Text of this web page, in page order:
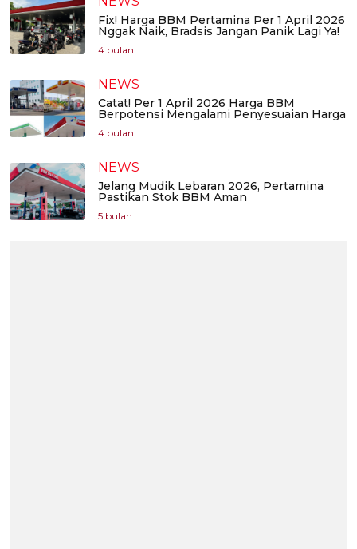
Fix! Harga BBM Pertamina Per 1 April 2026
Nggak Naik, Bradsis Jangan Panik Lagi Ya!
4 bulan
NEWS
Catat! Per 1 April 2026 Harga BBM
Berpotensi Mengalami Penyesuaian Harga
4 bulan
NEWS
Jelang Mudik Lebaran 2026, Pertamina
Pastikan Stok BBM Aman
5 bulan